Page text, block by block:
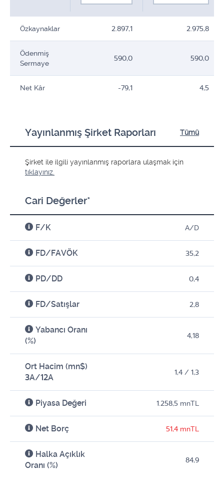
Özkaynaklar 2.897,1 2.975,8
Ödenmiş
Sermaye
590,0 590,0
Net Kâr -79,1 4,5
Yayınlanmış Şirket Raporları Tümü
Şirket ile ilgili yayınlanmış raporlara ulaşmak için
tıklayınız.
Cari Değerler*
F/K A/D
FD/FAVÖK 35,2
PD/DD 0,4
FD/Satışlar 2,8
Yabancı Oranı
(%)
4,18
Ort Hacim (mn$)
3A/12A
1,4 / 1,3
Piyasa Değeri 1.258,5 mnTL
Net Borç 51,4 mnTL
Halka Açıklık
Oranı (%)
84,9